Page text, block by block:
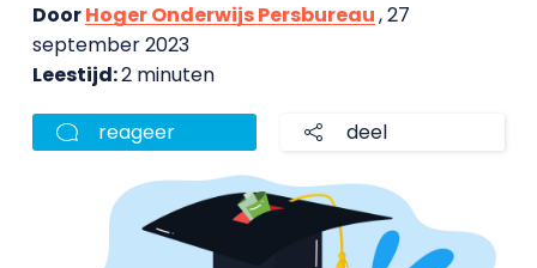
DoorHoger Onderwijs Persbureau, 27
september 2023
Leestijd:2 minuten
reageer deel